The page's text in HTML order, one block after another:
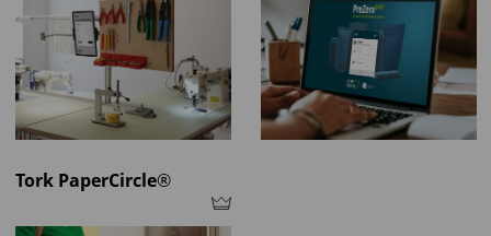
Tork PaperCircle®